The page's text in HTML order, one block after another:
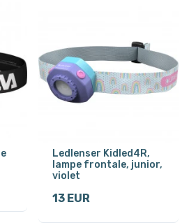
Ledlenser Kidled4R,
lampe frontale, junior,
violet
13 EUR